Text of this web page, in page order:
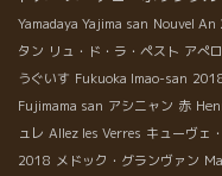
Yamadaya Yajima san Nouvel
タン リュ・ド・ラ・ペスト アぺロ
うぐいす Fukuoka Imao-san
Fujimama san アシニャン 赤
ュレ Allez les Verres キューヴェ
2018 メドック・グランヴァン